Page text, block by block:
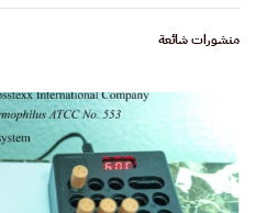
منشورات شائعة